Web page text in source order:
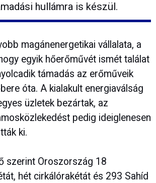
hullámra is készül.
magánenergetikai vállalata, a
egyik hőerőművét ismét találat
támadás az erőműveik
óta. A kialakult energiaválság
üzletek bezártak, az
pedig ideiglenesen
ki.
szerint Oroszország 18
hét cirkálórakétát és 293 Sahíd